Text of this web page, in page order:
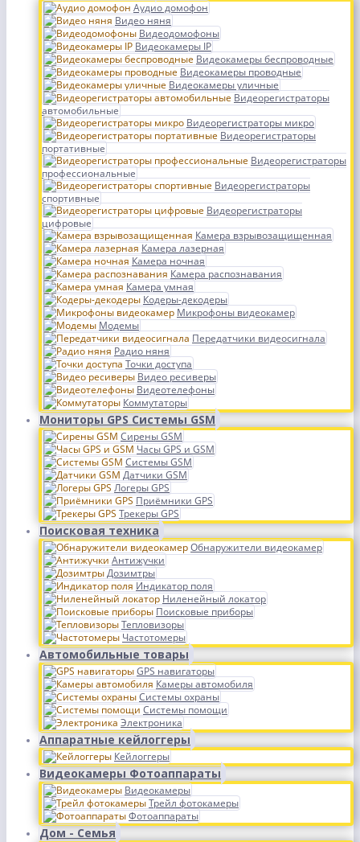
Аудио домофон
Видео няня
Видеодомофоны
Видеокамеры IP
Видеокамеры беспроводные
Видеокамеры проводные
Видеокамеры уличные
Видеорегистраторы
автомобильные
Видеорегистраторы микро
Видеорегистраторы
портативные
Видеорегистраторы
профессиональные
Видеорегистраторы
спортивные
Видеорегистраторы
цифровые
Камера взрывозащищенная
Камера лазерная
Камера ночная
Камера распознавания
Камера умная
Кодеры-декодеры
Микрофоны видеокамер
Модемы
Передатчики видеосигнала
Радио няня
Точки доступа
Видео ресиверы
Видеотелефоны
Коммутаторы
Мониторы GPS Системы GSM
Сирены GSM
Часы GPS и GSM
Системы GSM
Датчики GSM
Логеры GPS
Приёмники GPS
Трекеры GPS
Поисковая техника
Обнаружители видеокамер
Антижучки
Дозимтры
Индикатор поля
Ниленейный локатор
Поисковые приборы
Тепловизоры
Частотомеры
Автомобильные товары
GPS навигаторы
Камеры автомобиля
Системы охраны
Системы помощи
Электроника
Аппаратные кейлоггеры
Кейлоггеры
Видеокамеры Фотоаппараты
Видеокамеры
Трейл фотокамеры
Фотоаппараты
Дом - Семья